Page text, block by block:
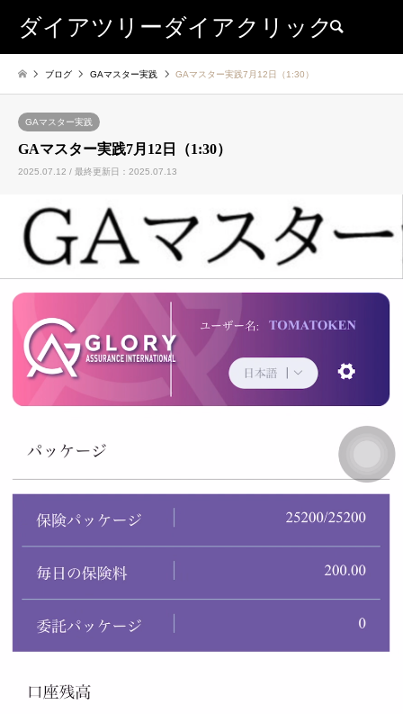
ダイアツリーダイアクリック
ブログ GAマスター実践 GAマスター実践7月12日（1:30）
GAマスター実践
GAマスター実践7月12日（1:30）
2025.07.12 / 最終更新日：2025.07.13